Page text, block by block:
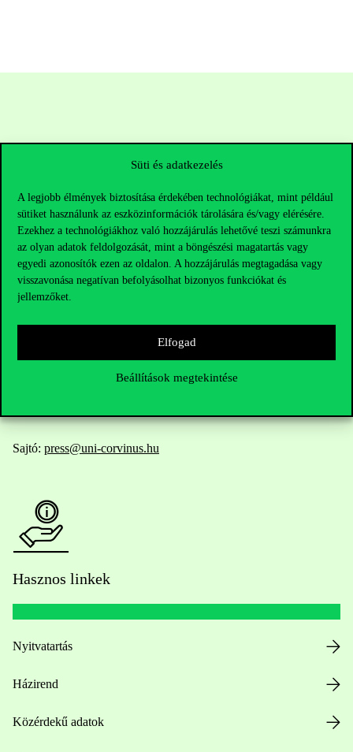
Süti és adatkezelés
A legjobb élmények biztosítása érdekében technológiákat, mint például
sütiket használunk az eszközinformációk tárolására és/vagy elérésére.
Ezekhez a technológiákhoz való hozzájárulás lehetővé teszi számunkra
az olyan adatok feldolgozását, mint a böngészési magatartás vagy
egyedi azonosítók ezen az oldalon. A hozzájárulás megtagadása vagy
visszavonása negatívan befolyásolhat bizonyos funkciókat és
jellemzőket.
Elfogad
Beállítások megtekintése
Elérhetőségek
Telefonszám:
Oktatói elérhetőségek
Sajtó: press@uni-corvinus.hu
Hasznos linkek
Nyitvatartás
Házirend
Közérdekű adatok